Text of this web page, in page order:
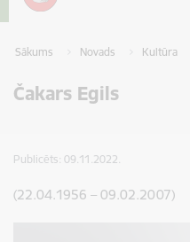
Sākums Novads Kultūra
Čakars Egils
Publicēts: 09.11.2022.
(22.04.1956 – 09.02.2007)